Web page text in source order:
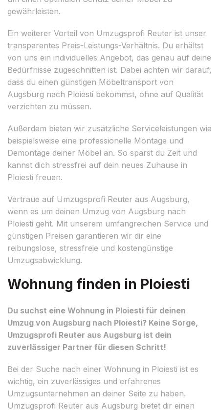
gewährleisten.
Ein weiterer Vorteil von Umzugsprofi Reuter ist unser
transparentes Preis-Leistungs-Verhältnis. Du erhältst
von uns ein individuelles Angebot, das genau auf deine
Bedürfnisse zugeschnitten ist. Dabei achten wir darauf,
dass du einen günstigen Möbeltransport von
Augsburg nach Ploiesti bekommst, ohne auf Qualität
verzichten zu müssen.
Außerdem bieten wir zusätzliche Serviceleistungen wie
beispielsweise eine professionelle Montage und
Demontage deiner Möbel an. So sparst du Zeit und
kannst dich stressfrei auf dein neues Zuhause in
Ploiesti freuen.
Vertraue auf Umzugsprofi Reuter aus Augsburg,
wenn es um deinen Umzug von Augsburg nach
Ploiesti geht. Mit unserem umfangreichen Service und
günstigen Preisen garantieren wir dir eine
reibungslose, stressfreie und kostengünstige
Umzugsabwicklung.
Wohnung finden in Ploiesti
Du suchst eine Wohnung in Ploiesti für deinen
Umzug von Augsburg nach Ploiesti? Keine Sorge,
Umzugsprofi Reuter aus Augsburg ist dein
zuverlässiger Partner für diesen Schritt!
Bei der Suche nach einer Wohnung in Ploiesti ist es
wichtig, ein zuverlässiges und erfahrenes
Umzugsunternehmen an deiner Seite zu haben.
Umzugsprofi Reuter aus Augsburg bietet dir einen